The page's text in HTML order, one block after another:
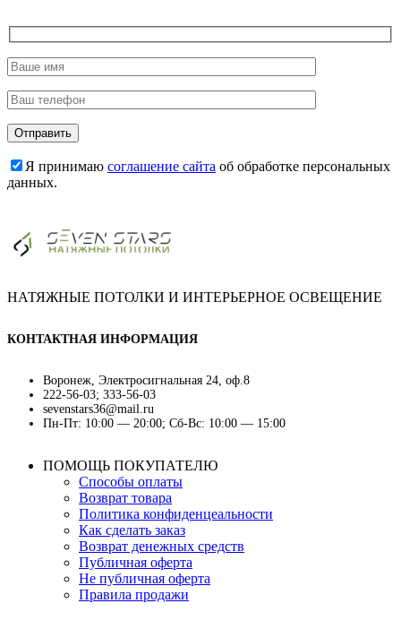
Я принимаю соглашение сайта об обработке персональных
данных.
НАТЯЖНЫЕ ПОТОЛКИ И ИНТЕРЬЕРНОЕ ОСВЕЩЕНИЕ
КОНТАКТНАЯ ИНФОРМАЦИЯ
Воронеж, Электросигнальная 24, оф.8
222-56-03; 333-56-03
sevenstars36@mail.ru
Пн-Пт: 10:00 — 20:00; Сб-Вс: 10:00 — 15:00
ПОМОЩЬ ПОКУПАТЕЛЮ
Способы оплаты
Возврат товара
Политика конфиденцеальности
Как сделать заказ
Возврат денежных средств
Публичная оферта
Не публичная оферта
Правила продажи